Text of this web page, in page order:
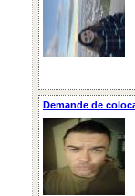
Demande de